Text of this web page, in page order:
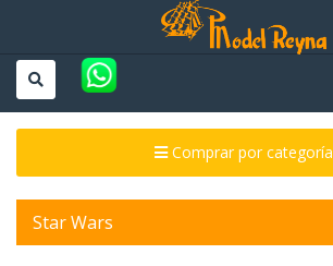
Comprar por categoría
Star Wars